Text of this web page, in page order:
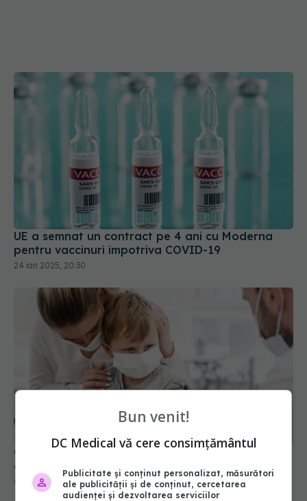
UE a semnat un contract pe 4 ani cu Moderna
pentru vaccinuri împotriva COVID-19
24 ian 2025, 20:30
Campania "Copil vaccinat: copil protejat!",
derulată în perioada martie-aprilie
04 mar 2025, 19:19
Bun venit!
DC Medical vă cere consimțământul
Publicitate și conținut personalizat, măsurători
ale publicității și de conținut, cercetarea
audienței și dezvoltarea serviciilor